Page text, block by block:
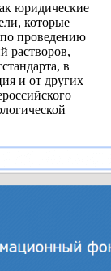
юридические
которые
проведению
растворов,
в
и от других